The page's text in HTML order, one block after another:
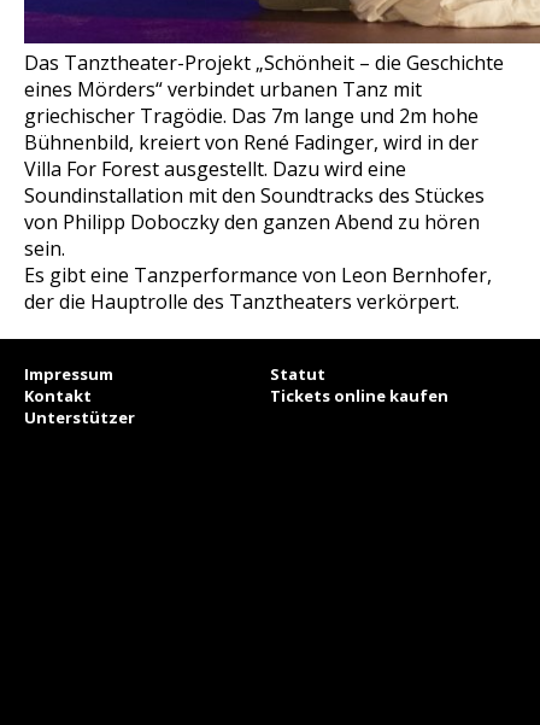
Das Tanztheater-Projekt „Schönheit – die Geschichte
eines Mörders“ verbindet urbanen Tanz mit
griechischer Tragödie. Das 7m lange und 2m hohe
Bühnenbild, kreiert von René Fadinger, wird in der
Villa For Forest ausgestellt. Dazu wird eine
Soundinstallation mit den Soundtracks des Stückes
von Philipp Doboczky den ganzen Abend zu hören
sein.
Es gibt eine Tanzperformance von Leon Bernhofer,
der die Hauptrolle des Tanztheaters verkörpert.
Impressum
Statut
Kontakt
Tickets online kaufen
Unterstützer